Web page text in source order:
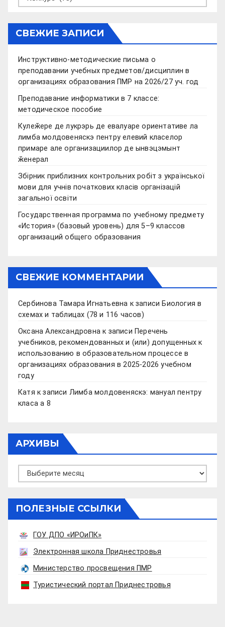
СВЕЖИЕ ЗАПИСИ
Инструктивно-методические письма о
преподавании учебных предметов/дисциплин в
организациях образования ПМР на 2026/27 уч. год
Преподавание информатики в 7 классе:
методическое пособие
Кулеӂере де лукрэрь де евалуаре ориентативе ла
лимба молдовеняскэ пентру елевий класелор
примаре але организациилор де ынвэцэмынт
ӂенерал
Збірник приблизних контрольних робіт з української
мови для учнів початкових класів організацій
загальної освіти
Государственная программа по учебному предмету
«История» (базовый уровень) для 5–9 классов
организаций общего образования
СВЕЖИЕ КОММЕНТАРИИ
Сербинова Тамара Игнатьевна к записи Биология в
схемах и таблицах (78 и 116 часов)
Оксана Александровна к записи Перечень
учебников, рекомендованных и (или) допущенных к
использованию в образовательном процессе в
организациях образования в 2025-2026 учебном
году
Катя к записи Лимба молдовеняскэ: мануал пентру
класа а 8
АРХИВЫ
Архивы
ПОЛЕЗНЫЕ ССЫЛКИ
ГОУ ДПО «ИРОиПК»
Электронная школа Приднестровья
Министерство просвещения ПМР
Туристический портал Приднестровья